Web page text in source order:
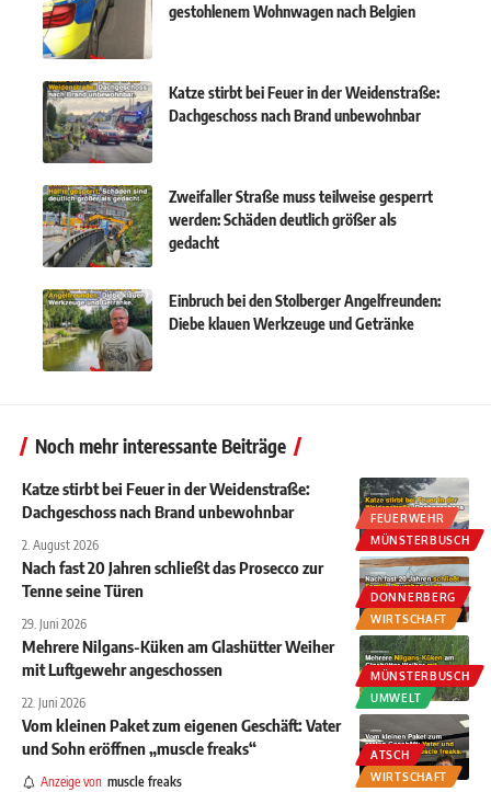
gestohlenem Wohnwagen nach Belgien
Katze stirbt bei Feuer in der Weidenstraße:
Dachgeschoss nach Brand unbewohnbar
Zweifaller Straße muss teilweise gesperrt
werden: Schäden deutlich größer als
gedacht
Einbruch bei den Stolberger Angelfreunden:
Diebe klauen Werkzeuge und Getränke
Noch mehr interessante Beiträge
FEUERWEHR
MÜNSTERBUSCH
Katze stirbt bei Feuer in der Weidenstraße:
Dachgeschoss nach Brand unbewohnbar
2. August 2026
DONNERBERG
WIRTSCHAFT
Nach fast 20 Jahren schließt das Prosecco zur
Tenne seine Türen
29. Juni 2026
MÜNSTERBUSCH
UMWELT
Mehrere Nilgans-Küken am Glashütter Weiher
mit Luftgewehr angeschossen
22. Juni 2026
ATSCH
WIRTSCHAFT
Vom kleinen Paket zum eigenen Geschäft: Vater
und Sohn eröffnen „muscle freaks“
Anzeige von muscle freaks